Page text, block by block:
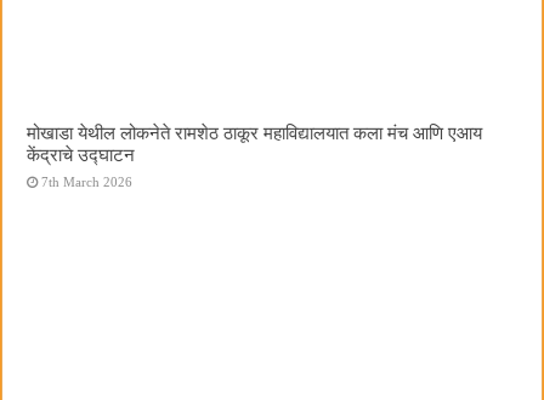
मोखाडा येथील लोकनेते रामशेठ ठाकूर महाविद्यालयात कला मंच आणि एआय
केंद्राचे उद्घाटन
7th March 2026